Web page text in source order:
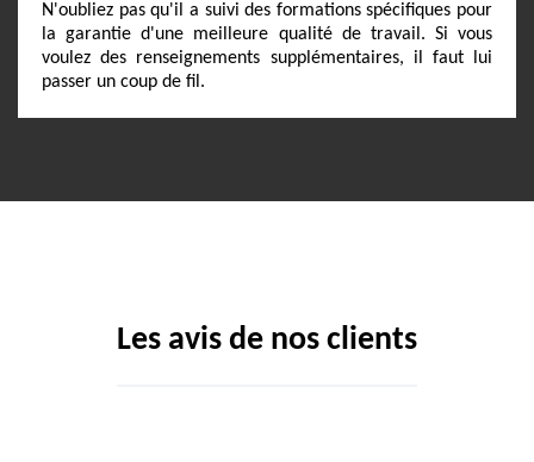
N'oubliez pas qu'il a suivi des formations spécifiques pour
la garantie d'une meilleure qualité de travail. Si vous
voulez des renseignements supplémentaires, il faut lui
passer un coup de fil.
Les avis de nos clients